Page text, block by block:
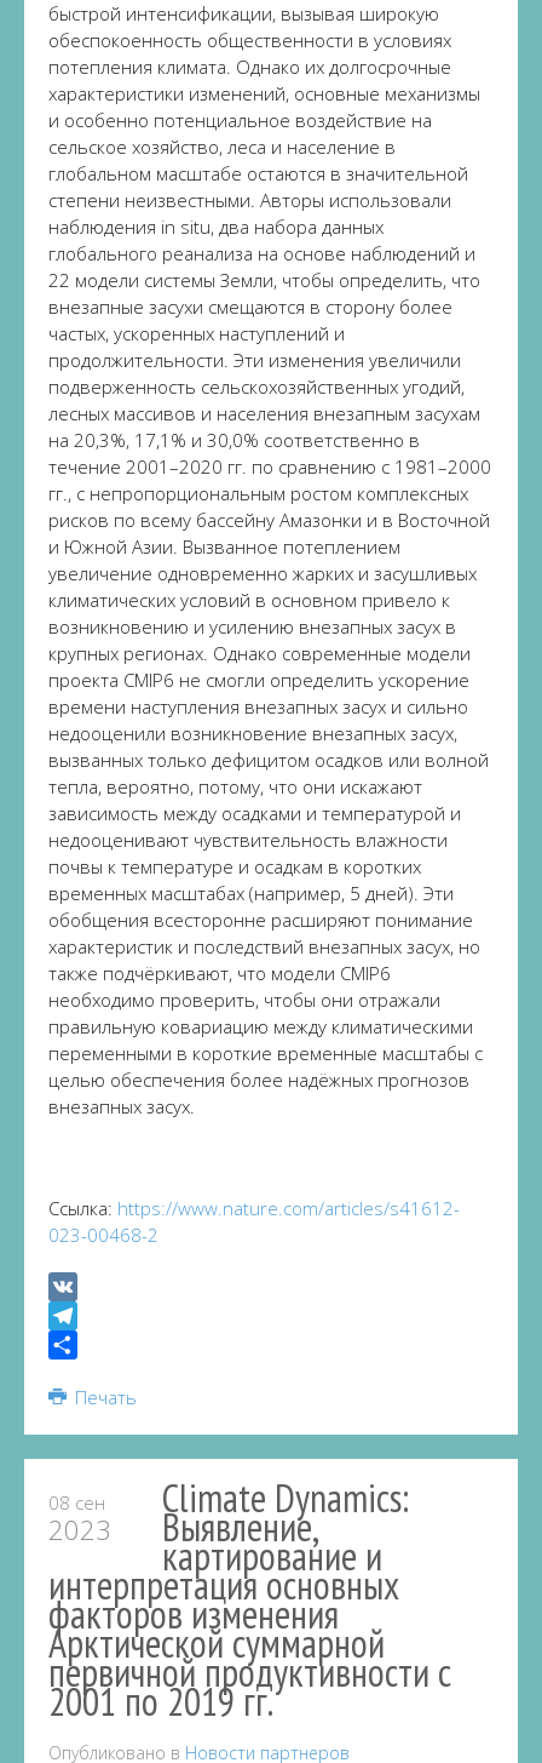
быстрой интенсификации, вызывая широкую
обеспокоенность общественности в условиях
потепления климата. Однако их долгосрочные
характеристики изменений, основные механизмы
и особенно потенциальное воздействие на
сельское хозяйство, леса и население в
глобальном масштабе остаются в значительной
степени неизвестными. Авторы использовали
наблюдения in situ, два набора данных
глобального реанализа на основе наблюдений и
22 модели системы Земли, чтобы определить, что
внезапные засухи смещаются в сторону более
частых, ускоренных наступлений и
продолжительности. Эти изменения увеличили
подверженность сельскохозяйственных угодий,
лесных массивов и населения внезапным засухам
на 20,3%, 17,1% и 30,0% соответственно в
течение 2001–2020 гг. по сравнению с 1981–2000
гг., с непропорциональным ростом комплексных
рисков по всему бассейну Амазонки и в Восточной
и Южной Азии. Вызванное потеплением
увеличение одновременно жарких и засушливых
климатических условий в основном привело к
возникновению и усилению внезапных засух в
крупных регионах. Однако современные модели
проекта CMIP6 не смогли определить ускорение
времени наступления внезапных засух и сильно
недооценили возникновение внезапных засух,
вызванных только дефицитом осадков или волной
тепла, вероятно, потому, что они искажают
зависимость между осадками и температурой и
недооценивают чувствительность влажности
почвы к температуре и осадкам в коротких
временных масштабах (например, 5 дней). Эти
обобщения всесторонне расширяют понимание
характеристик и последствий внезапных засух, но
также подчёркивают, что модели CMIP6
необходимо проверить, чтобы они отражали
правильную ковариацию между климатическими
переменными в короткие временные масштабы с
целью обеспечения более надёжных прогнозов
внезапных засух.
Ссылка: https://www.nature.com/articles/s41612-
023-00468-2
VK
Telegram
Печать
08 сен
2023
Climate Dynamics:
Выявление,
картирование и
интерпретация основных
факторов изменения
Арктической суммарной
первичной продуктивности с
2001 по 2019 гг.
Опубликовано в Новости партнеров